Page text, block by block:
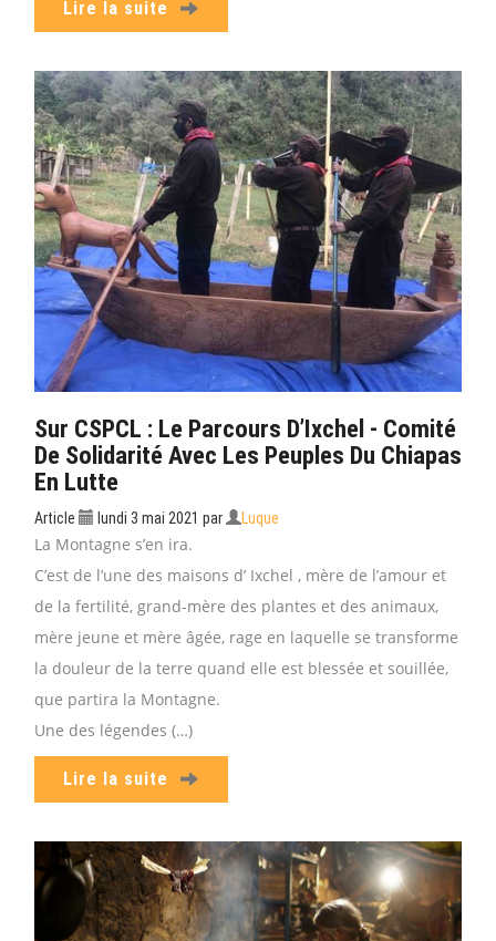
Lire la suite
Sur CSPCL : Le Parcours D’Ixchel - Comité
De Solidarité Avec Les Peuples Du Chiapas
En Lutte
Article lundi 3 mai 2021 par Luque
La Montagne s’en ira.
C’est de l’une des maisons d’ Ixchel , mère de l’amour et
de la fertilité, grand-mère des plantes et des animaux,
mère jeune et mère âgée, rage en laquelle se transforme
la douleur de la terre quand elle est blessée et souillée,
que partira la Montagne.
Une des légendes (…)
Lire la suite